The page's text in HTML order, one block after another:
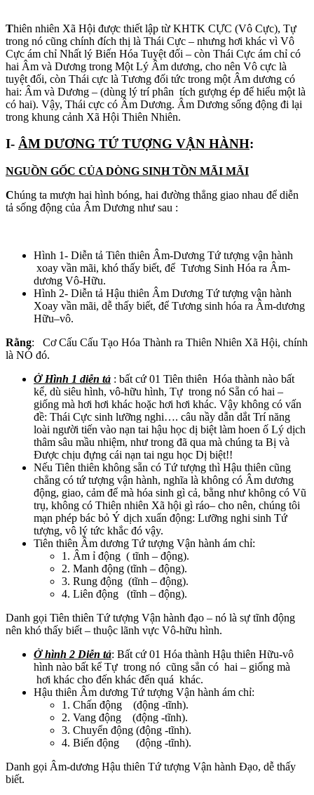
Thiên nhiên Xã Hội được thiết lập từ KHTK CỰC (Vô Cực), Tự
trong nó cũng chính đích thị là Thái Cực – nhưng hơi khác vì Vô
Cực ám chỉ Nhất lý Biến Hóa Tuyệt đối – còn Thái Cực ám chỉ có
hai Âm và Dương trong Một Lý Âm dương, cho nên Vô cực là
tuyệt đối, còn Thái cực là Tương đối tức trong một Âm dương có
hai: Âm và Dương – (dùng lý trí phân tích gượng ép để hiểu một là
có hai). Vậy, Thái cực có Âm Dương. Âm Dương sống động đi lại
trong khung cảnh Xã Hội Thiên Nhiên.
I- ÂM DƯƠNG TỨ TƯỢNG VẬN HÀNH:
NGUỒN GỐC CỦA DÒNG SINH TỒN MÃI MÃI
Chúng ta mượn hai hình bóng, hai đường thẳng giao nhau để diễn
tả sống động của Âm Dương như sau :
Hình 1- Diễn tả Tiên thiên Âm-Dương Tứ tượng vận hành
xoay vần mãi, khó thấy biết, để Tương Sinh Hóa ra Âm-
dương Vô-Hữu.
Hình 2- Diễn tả Hậu thiên Âm Dương Tứ tượng vận hành
Xoay vần mãi, dễ thấy biết, để Tương sinh hóa ra Âm-dương
Hữu–vô.
Rằng: Cơ Cấu Cấu Tạo Hóa Thành ra Thiên Nhiên Xã Hội, chính
là NÓ đó.
Ở Hình 1 diễn tả : bất cứ 01 Tiên thiên Hóa thành nào bất
kể, dù siêu hình, vô-hữu hình, Tự trong nó Sẵn có hai –
giống mà hơi hơi khác hoặc hơi hơi khác. Vậy không có vấn
đề: Thái Cực sinh lưỡng nghi…. câu nầy dẫn dắt Trí năng
loài người tiến vào nạn tai hậu học dị biệt làm hoen ố Lý dịch
thâm sâu mầu nhiệm, như trong đã qua mà chúng ta Bị và
Được chịu đựng cái nạn tai ngu học Dị biệt!!
Nếu Tiên thiên không sẵn có Tứ tượng thì Hậu thiên cũng
chẳng có tứ tượng vận hành, nghĩa là không có Âm dương
động, giao, cảm để mà hóa sinh gì cả, bằng như không có Vũ
trụ, không có Thiên nhiên Xã hội gì ráo– cho nên, chúng tôi
mạn phép bác bỏ Ý dịch xuẩn động: Lưỡng nghi sinh Tứ
tượng, vô lý tức khắc đó vậy.
Tiên thiên Âm dương Tứ tượng Vận hành ám chỉ:
1. Âm ỉ động ( tĩnh – động).
2. Manh động (tĩnh – động).
3. Rung động (tĩnh – động).
4. Liên động (tĩnh – động).
Danh gọi Tiên thiên Tứ tượng Vận hành đạo – nó là sự tĩnh động
nên khó thấy biết – thuộc lãnh vực Vô-hữu hình.
Ở hình 2 Diễn tả: Bất cứ 01 Hóa thành Hậu thiên Hữu-vô
hình nào bất kể Tự trong nó cũng sẳn có hai – giống mà
hơi khác cho đến khác đến quá khác.
Hậu thiên Âm dương Tứ tượng Vận hành ám chỉ:
1. Chấn động (động -tĩnh).
2. Vang động (động -tĩnh).
3. Chuyển động (động -tĩnh).
4. Biến động (động -tĩnh).
Danh gọi Âm-dương Hậu thiên Tứ tượng Vận hành Đạo, dễ thấy
biết.